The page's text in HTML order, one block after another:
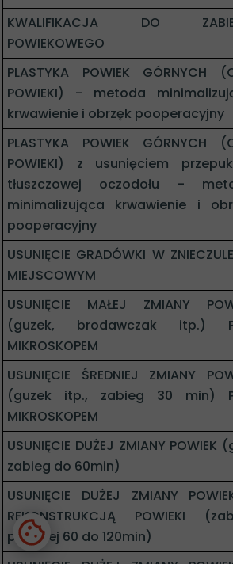
KWALIFIKACJA DO
POWIEKOWEGO
PLASTYKA POWIEK GÓRNYCH
POWIEKI) - metoda
krwawienie i obrzęk pooperacyjny
PLASTYKA POWIEK GÓRNYCH
POWIEKI) z usunięciem
tłuszczowej oczodołu -
minimalizująca krwawienie i
pooperacyjny
USUNIĘCIE GRADÓWKI W
MIEJSCOWYM
USUNIĘCIE MAŁEJ ZMIANY
(guzek, brodawczak itp.)
MIKROSKOPEM
USUNIĘCIE ŚREDNIEJ ZMIANY
(guzek itp., zabieg 30 min)
MIKROSKOPEM
USUNIĘCIE DUŻEJ ZMIANY POWIEK
zabieg do 60min)
USUNIĘCIE DUŻEJ ZMIANY
REKONSTRUKCJĄ POWIEKI
powyżej 60 do 120min)